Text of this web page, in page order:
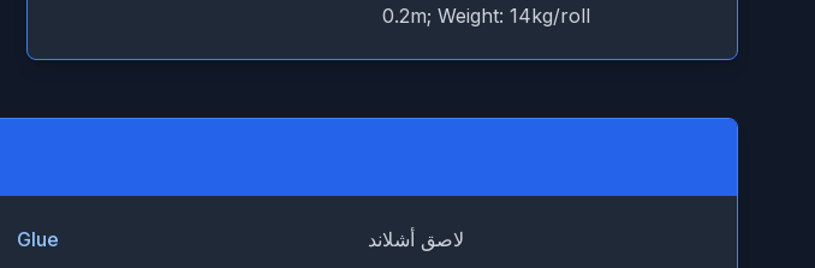
0.2m; Weight: 14kg/roll
Glue لاصق أشلاند